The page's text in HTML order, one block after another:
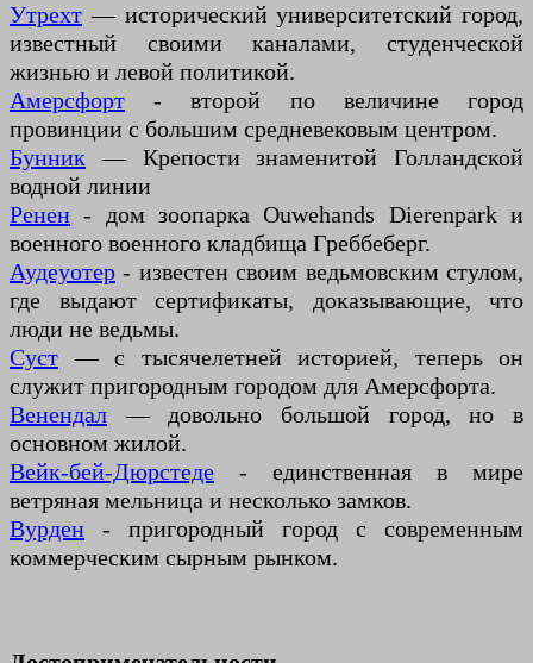
Утрехт — исторический университетский город,
известный своими каналами, студенческой
жизнью и левой политикой.
Амерсфорт - второй по величине город
провинции с большим средневековым центром.
Бунник — Крепости знаменитой Голландской
водной линии
Ренен - дом зоопарка Ouwehands Dierenpark и
военного военного кладбища Греббеберг.
Аудеуотер - известен своим ведьмовским стулом,
где выдают сертификаты, доказывающие, что
люди не ведьмы.
Суст — с тысячелетней историей, теперь он
служит пригородным городом для Амерсфорта.
Венендал — довольно большой город, но в
основном жилой.
Вейк-бей-Дюрстеде - единственная в мире
ветряная мельница и несколько замков.
Вурден - пригородный город с современным
коммерческим сырным рынком.